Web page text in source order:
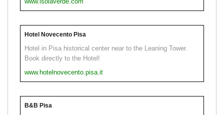
Hotel Novecento Pisa
Hotel in Pisa historical center near to the Leaning Tower.
Book directly to the Hotel!
www.hotelnovecento.pisa.it
B&B Pisa